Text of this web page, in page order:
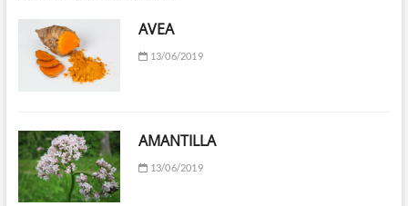
AVEA
13/06/2019
AMANTILLA
13/06/2019